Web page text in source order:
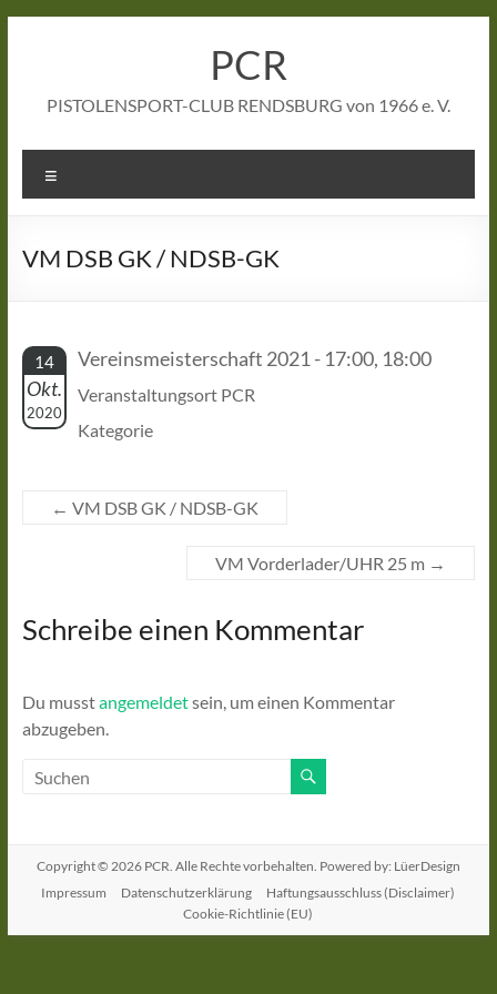
PCR
PISTOLENSPORT-CLUB RENDSBURG von 1966 e. V.
VM DSB GK / NDSB-GK
14
Okt.
2020
Vereinsmeisterschaft 2021 - 17:00, 18:00
Veranstaltungsort PCR
Kategorie
← VM DSB GK / NDSB-GK
VM Vorderlader/UHR 25 m →
Schreibe einen Kommentar
Du musstangemeldetsein, um einen Kommentar
abzugeben.
Copyright © 2026 PCR. Alle Rechte vorbehalten. Powered by: LüerDesign
Impressum
Datenschutzerklärung
Haftungsausschluss (Disclaimer)
Cookie-Richtlinie (EU)